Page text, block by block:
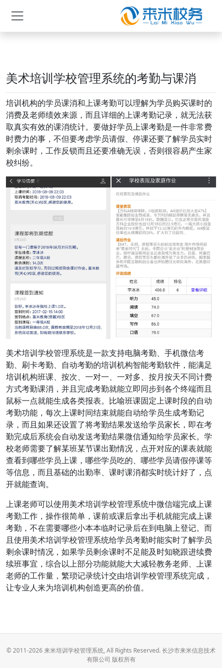
美术培训学校管理系统的考勤与课消
培训机构的学员课消和上课考勤可以理解为学员购买课时的
消费及老师绩效来源，而且详细的上课考勤记录，就无法获
取真实有效的课消统计。要做好学员上课考勤是一件非常费
时费力的事，不但要考虑学员请假、停课还要了解学员实时
剩余课时，工作反锁而且还要准确无误，否则很容易产生家
校纠纷。
美术培训学校管理系统是一款支持电脑考勤、手机微信考
勤、刷卡考勤、自动考勤的培训机构智能考勤软件，能满足
培训机构班课、按次、一对一、一对多、按月按天不同计费
方式考勤课消，并且完成考勤就能立即同步到各个终端而且
鼠标一点就能生成各类报表。比喻班课固定上课时段的自动
考勤功能，每次上课时间结束就能自动给学员生成考勤记
录，而且如果还设置了将考勤结果发送给学员家长，即在考
勤完成后系统会自动发送考勤结果微信通知给学员家长。学
校老师需要了解某班某节课出勤情况，点开对应的课表就能
查看到哪些学员上课，哪些学员吃的、哪些学员请假停课等
等信息，而且基础的出勤率、课时课消都实时统计好了，点
开就能查询。
上课老师可以使用美术培训学校管理系统中微信端完成上课
考勤工作，操作很简单，课前或课后拿出手机就能完成上课
考勤，不在需要哪些小本本临时记录后在到电脑上登记。而
且使用美术培训学校管理系统给学员考勤时能实时了解学员
剩余课时情况，如果学员剩余课时不足能及时知晓跟进续费
续班事宜，综合以上部分功能就能大大减轻教务老师、上课
老师的工作量，繁琐记录统计交由培训学校管理系统完成，
让专业人来为培训机构创造更高的价值。
© 2011-2026 来米培训学校管理系统, All Rights Reserved. 长沙市来米信息技术
有限公司 版权所有